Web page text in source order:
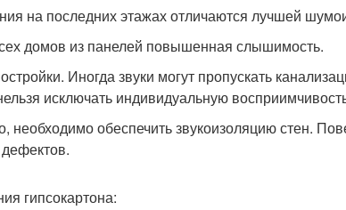
на последних этажах отличаются лучшей
домов из панелей повышенная слышимость.
Иногда звуки могут пропускать
исключать индивидуальную
обеспечить звукоизоляцию стен.
гипсокартона: